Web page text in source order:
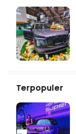
Terpopuler